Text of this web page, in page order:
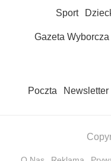
Sport
Gazeta Wyborcza
Poczta Newsletter